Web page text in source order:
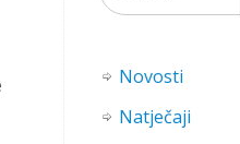
Novosti
Natječaji